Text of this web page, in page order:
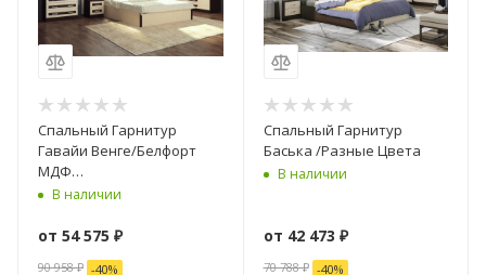
Спальный Гарнитур
Гавайи Венге/Белфорт
МДФ
(Шкаф+Комод+Зеркало+Кровать+Тумбы)
В наличии
от 54 575 ₽
90 958 ₽ -40%
Спальный Гарнитур
Баська /Разные Цвета
В наличии
от 42 473 ₽
70 788 ₽ -40%